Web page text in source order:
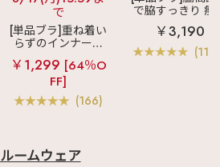
で
[単品ブラ]重ね着い
らずのインナーブ
ラ
リッチバスト
ブラトップ (ワイヤ
ー入り)
￥1,299 [64％O
FF]
(166)
で脇すっきり 痩
見えブラ
カシ
クールレース脇
ブラ(R) 単品ブラ
ャー
￥3,190
ルームウェア